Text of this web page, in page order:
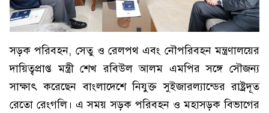
সড়ক পরিবহন, সেতু ও রেলপথ এবং নৌপরিবহন মন্ত্রণালয়ের
দায়িত্বপ্রাপ্ত মন্ত্রী শেখ রবিউল আলম এমপির সঙ্গে সৌজন্য
সাক্ষাৎ করেছেন বাংলাদেশে নিযুক্ত সুইজারল্যান্ডের রাষ্ট্রদূত
রেতো রেংগলি। এ সময় সড়ক পরিবহন ও মহাসড়ক বিভাগের